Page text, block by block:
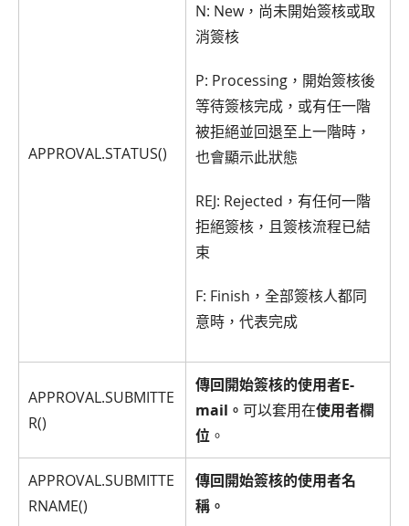
APPROVAL.STATUS()
N: New，尚未開始簽核或取
消簽核
P: Processing，開始簽核後
等待簽核完成，或有任一階
被拒絕並回退至上一階時，
也會顯示此狀態
REJ: Rejected，有任何一階
拒絕簽核，且簽核流程已結
束
F: Finish，全部簽核人都同
意時，代表完成
APPROVAL.SUBMITTE
R()
傳回開始簽核的使用者E-
mail。 可以套用在使用者欄
位 。
APPROVAL.SUBMITTE
RNAME()
傳回開始簽核的使用者名
稱。